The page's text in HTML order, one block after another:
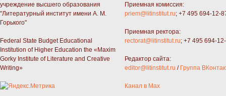
учреждение высшего образования
"Литературный институт имени А. М.
Горького"
Federal State Budget Educational
Institution of Higher Education the «Maxim
Gorky Institute of Literature and Creative
Writing»
Приемная комиссия:
priem@litinstitut.ru; +7 495 694-12-
Приемная ректора:
rectorat@litinstitut.ru; +7 495 694-
Редактор сайта:
editor@litinstitut.ru / Группа
Канал в Max